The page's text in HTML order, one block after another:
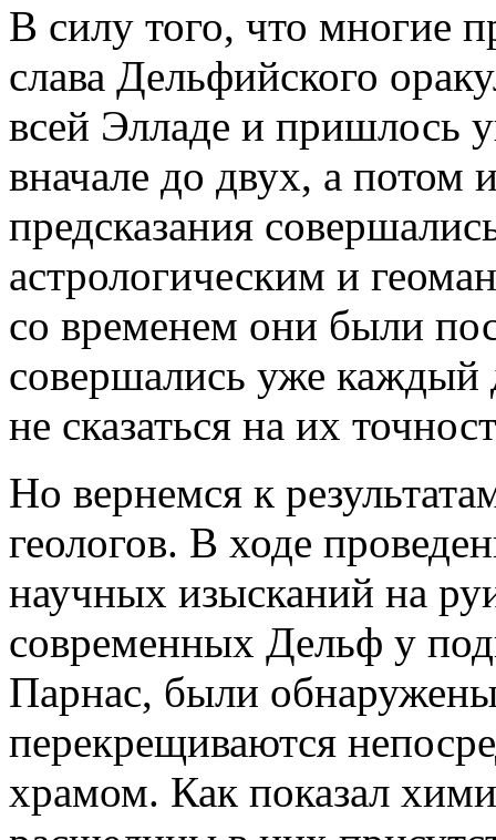
В силу того, что многие
слава Дельфийского
всей Элладе и пришлось
вначале до двух, а потом
предсказания
астрологическим и
со временем они были
совершались уже каждый
не сказаться на их
Но вернемся к
геологов. В ходе
научных изысканий на
современных Дельф у
Парнас, были
перекрещиваются
храмом. Как показал